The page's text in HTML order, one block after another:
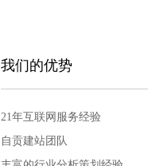
我们的优势
21年互联网服务经验
自贡建站团队